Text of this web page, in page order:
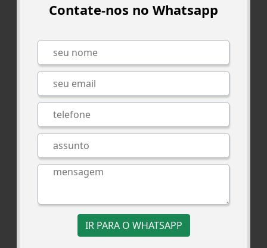
Contate-nos no Whatsapp
IR PARA O WHATSAPP